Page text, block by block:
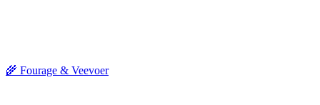
🌾 Fourage & Veevoer